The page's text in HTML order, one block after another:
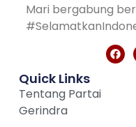
Mari bergabung
Quick Links
Tentang Partai
Gerindra